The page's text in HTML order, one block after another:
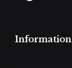
Information